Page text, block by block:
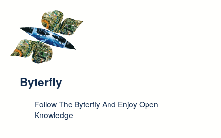
Byterfly
Follow The Byterfly And Enjoy Open
Knowledge